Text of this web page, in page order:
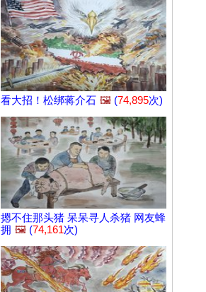
看大招！松绑蒋介石 🖼️ (74,895次)
摁不住那头猪 呆呆寻人杀猪 网友蜂
拥 🖼️ (74,161次)